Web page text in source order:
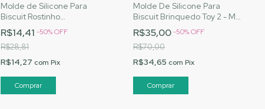
Molde de Silicone Para
Biscuit Rostinho
Personalizado M - MJ
Artesanatos |Cód. 3059
R$14,41 -50%OFF
R$28,81
R$14,27 com Pix
Molde De Silicone Para
Biscuit Brinquedo Toy 2 - MJ
Artesanatos |Cód. 3043
R$35,00-50%OFF
R$70,00
R$34,65 com Pix